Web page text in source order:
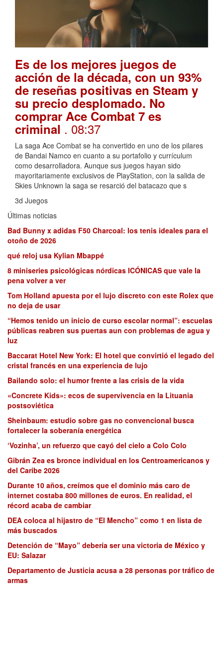
Es de los mejores juegos de
acción de la década, con un 93%
de reseñas positivas en Steam y
su precio desplomado. No
comprar Ace Combat 7 es
criminal . 08:37
La saga Ace Combat se ha convertido en uno de los pilares
de Bandai Namco en cuanto a su portafolio y currículum
como desarrolladora. Aunque sus juegos hayan sido
mayoritariamente exclusivos de PlayStation, con la salida de
Skies Unknown la saga se resarció del batacazo que s
3d Juegos
Últimas noticias
Bad Bunny x adidas F50 Charcoal: los tenis ideales para el
otoño de 2026
qué reloj usa Kylian Mbappé
8 miniseries psicológicas nórdicas ICÓNICAS que vale la
pena volver a ver
Tom Holland apuesta por el lujo discreto con este Rolex que
no deja de usar
“Hemos tenido un inicio de curso escolar normal”: escuelas
públicas reabren sus puertas aun con problemas de agua y
luz
Baccarat Hotel New York: El hotel que convirtió el legado del
cristal francés en una experiencia de lujo
Bailando solo: el humor frente a las crisis de la vida
«Concrete Kids»: ecos de supervivencia en la Lituania
postsoviética
Sheinbaum: estudio sobre gas no convencional busca
fortalecer la soberanía energética
‘Vozinha’, un refuerzo que cayó del cielo a Colo Colo
Gibrán Zea es bronce individual en los Centroamericanos y
del Caribe 2026
Durante 10 años, creímos que el dominio más caro de
internet costaba 800 millones de euros. En realidad, el
récord acaba de cambiar
DEA coloca al hijastro de “El Mencho” como 1 en lista de
más buscados
Detención de “Mayo” debería ser una victoria de México y
EU: Salazar
Departamento de Justicia acusa a 28 personas por tráfico de
armas